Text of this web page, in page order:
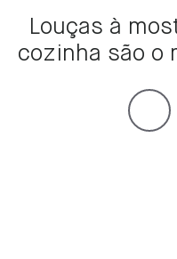
Louças à
cozinha são o